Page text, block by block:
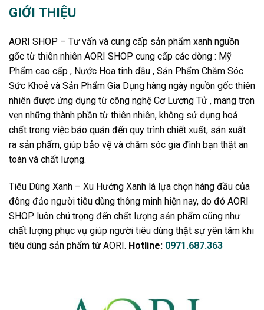
GIỚI THIỆU
AORI SHOP – Tư vấn và cung cấp sản phẩm xanh nguồn
gốc từ thiên nhiên AORI SHOP cung cấp các dòng : Mỹ
Phẩm cao cấp , Nước Hoa tinh dầu , Sản Phẩm Chăm Sóc
Sức Khoẻ và Sản Phẩm Gia Dụng hàng ngày nguồn gốc thiên
nhiên được ứng dụng từ công nghệ Cơ Lượng Tử , mang trọn
vẹn những thành phần từ thiên nhiên, không sử dụng hoá
chất trong việc bảo quản đến quy trình chiết xuất, sản xuất
ra sản phẩm, giúp bảo vệ và chăm sóc gia đình bạn thật an
toàn và chất lượng.
Tiêu Dùng Xanh – Xu Hướng Xanh là lựa chọn hàng đầu của
đông đảo người tiêu dùng thông minh hiện nay, do đó AORI
SHOP luôn chú trọng đến chất lượng sản phẩm cũng như
chất lượng phục vụ giúp người tiêu dùng thật sự yên tâm khi
tiêu dùng sản phẩm từ AORI. Hotline: 0971.687.363